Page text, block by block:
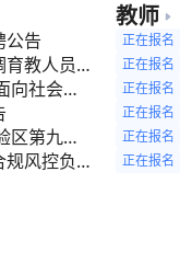
公告
教人员公
向社会联
区第九师
委员会招
风控负责
教师
正在报名
正在报名
正在报名
正在报名
正在报名
正在报名